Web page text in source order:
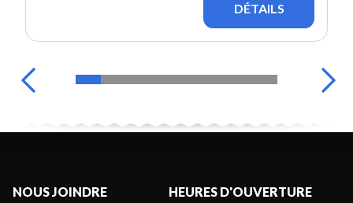
DÉTAILS
NOUS JOINDRE HEURES D'OUVERTURE